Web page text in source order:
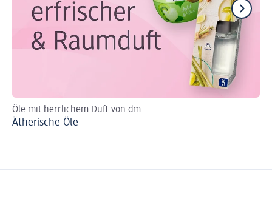
Öle mit herrlichem Duft von dm
Ätherische Öle